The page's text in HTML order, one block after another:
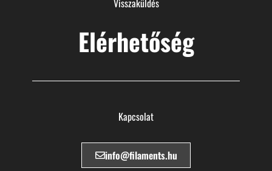
Elérhetőség
Kapcsolat
info@filaments.hu